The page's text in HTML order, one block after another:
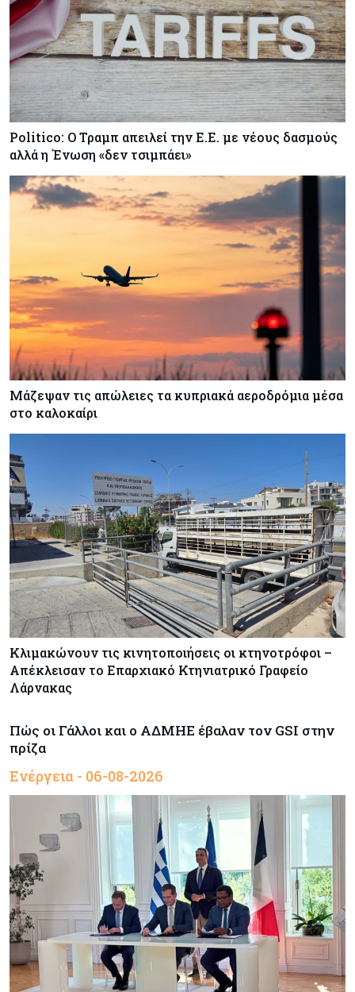
Politico: Ο Τραμπ απειλεί την Ε.Ε. με νέους δασμούς
αλλά η Ένωση «δεν τσιμπάει»
Μάζεψαν τις απώλειες τα κυπριακά αεροδρόμια μέσα
στο καλοκαίρι
Κλιμακώνουν τις κινητοποιήσεις οι κτηνοτρόφοι –
Απέκλεισαν το Επαρχιακό Κτηνιατρικό Γραφείο
Λάρνακας
Πώς οι Γάλλοι και ο ΑΔΜΗΕ έβαλαν τον GSI στην
πρίζα
Ενέργεια - 06-08-2026